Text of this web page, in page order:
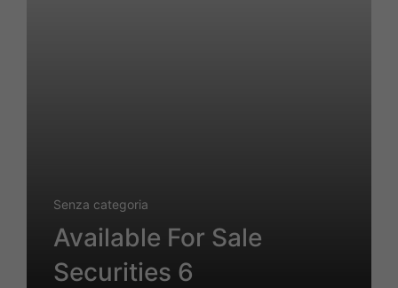
Senza categoria
Available For Sale
Securities 6